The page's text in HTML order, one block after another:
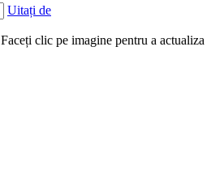
Uitați de
Faceți clic pe imagine pentru a actualiza